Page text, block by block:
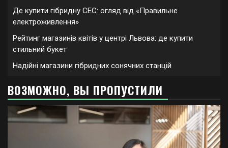
Де купити гібридну СЕС: огляд від «Правильне
електроживлення»
Рейтинг магазинів квітів у центрі Львова: де купити
стильний букет
Надійні магазини гібридних сонячних станцій
ВОЗМОЖНО, ВЫ ПРОПУСТИЛИ